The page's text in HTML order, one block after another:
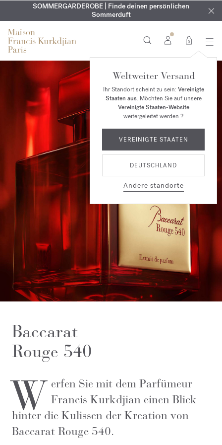
EXKLUSIV | Erhalten Sie OUD velvet moodin Ihrer Bestellung*
KOSTENLOSE GRAVUR | Auf alle Düfte und Körperöle bis zum
9. August
SOMMERGARDEROBE | Finde deinen persönlichen
Sommerduft
0
Weltweiter Versand
Ihr Standort scheint zu sein: Vereinigte
Staaten aus. Möchten Sie auf unsere
Vereinigte Staaten-Website
weitergeleitet werden ?
VEREINIGTE STAATEN
DEUTSCHLAND
Andere standorte
Baccarat
Rouge 540
W erfen Sie mit dem Parfümeur
Francis Kurkdjian einen Blick
hinter die Kulissen der Kreation von
Baccarat Rouge 540.